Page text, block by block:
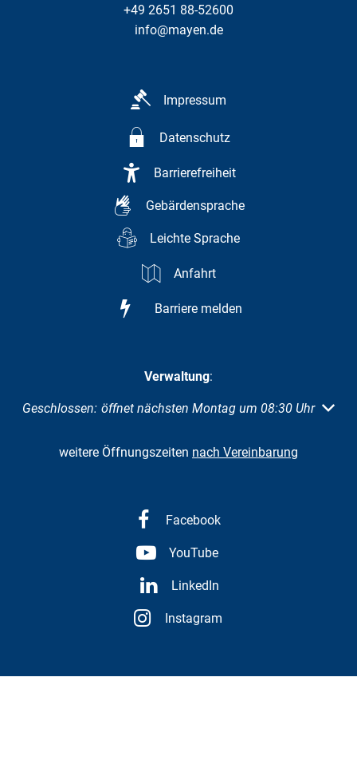
+49 2651 88-52600
info@mayen.de
Impressum
Datenschutz
Barrierefreiheit
Gebärdensprache
Leichte Sprache
Anfahrt
Barriere melden
Verwaltung:
Klicken, um weitere Öffnungs- oder Schließzeiten
Geschlossen: öffnet nächsten Montag um 08:30 Uhr
weitere Öffnungszeiten nach Vereinbarung
Facebook
YouTube
LinkedIn
Instagram